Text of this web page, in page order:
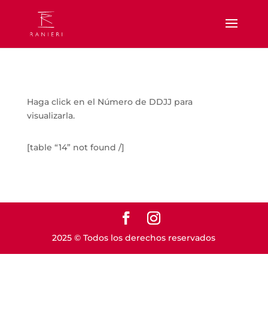
Haga click en el Número de DDJJ para
visualizarla.
[table “14” not found /]
2025 © Todos los derechos reservados